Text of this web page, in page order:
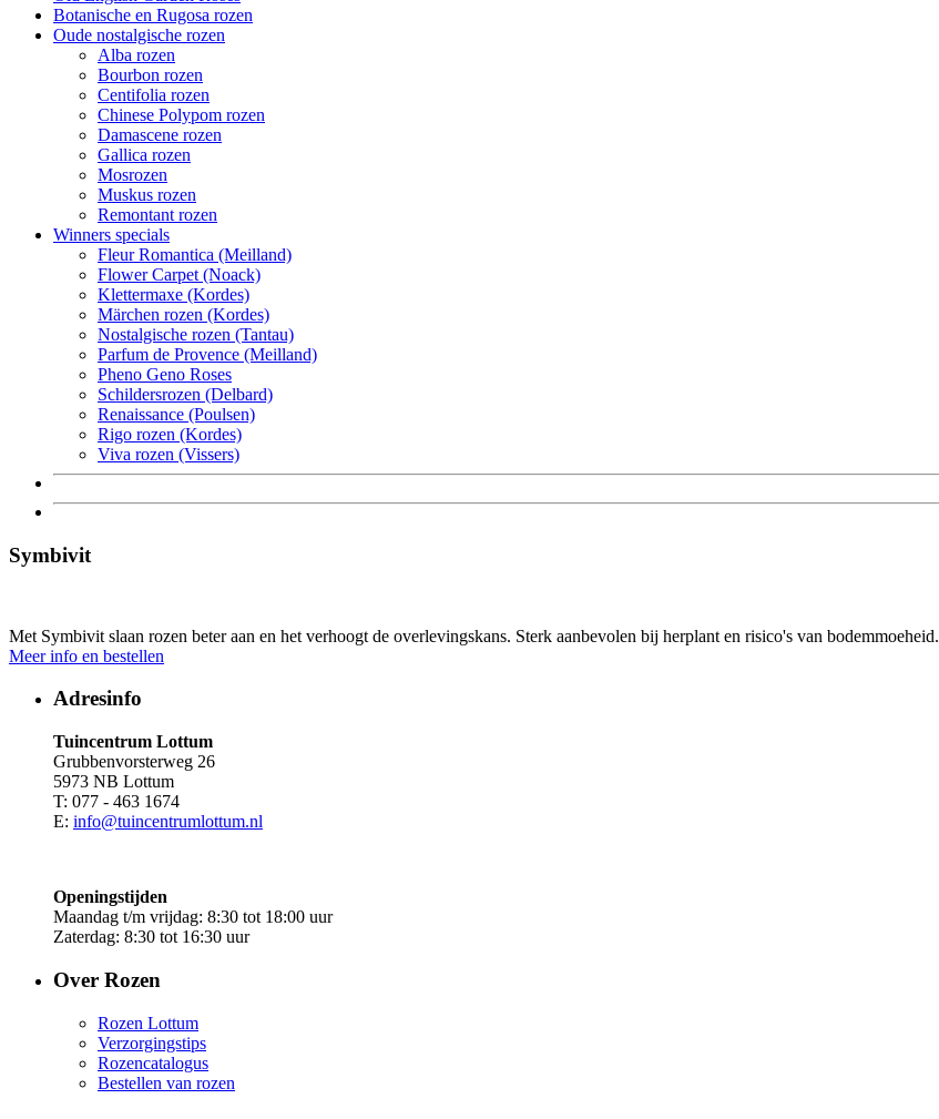
Botanische en Rugosa rozen
Oude nostalgische rozen
Alba rozen
Bourbon rozen
Centifolia rozen
Chinese Polypom rozen
Damascene rozen
Gallica rozen
Mosrozen
Muskus rozen
Remontant rozen
Winners specials
Fleur Romantica (Meilland)
Flower Carpet (Noack)
Klettermaxe (Kordes)
Märchen rozen (Kordes)
Nostalgische rozen (Tantau)
Parfum de Provence (Meilland)
Pheno Geno Roses
Schildersrozen (Delbard)
Renaissance (Poulsen)
Rigo rozen (Kordes)
Viva rozen (Vissers)
Symbivit
Met Symbivit slaan rozen beter aan en het verhoogt de overlevingskans. Sterk aanbevolen bij herplant en risico's van bodemmoeheid.
Meer info en bestellen
Adresinfo
Tuincentrum Lottum
Grubbenvorsterweg 26
5973 NB Lottum
T: 077 - 463 1674
E: info@tuincentrumlottum.nl
Openingstijden
Maandag t/m vrijdag: 8:30 tot 18:00 uur
Zaterdag: 8:30 tot 16:30 uur
Over Rozen
Rozen Lottum
Verzorgingstips
Rozencatalogus
Bestellen van rozen